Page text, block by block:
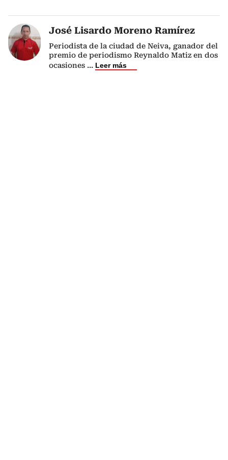
José Lisardo Moreno Ramírez
Periodista de la ciudad de Neiva, ganador del
premio de periodismo Reynaldo Matiz en dos
ocasiones ... Leer más